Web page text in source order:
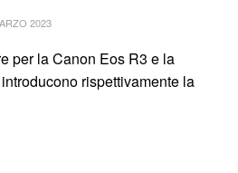
2023
per la Canon Eos R3 e la
rispettivamente la